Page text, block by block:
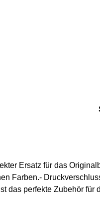
Ersatz für das
Farben.-
das perfekte Zubehör